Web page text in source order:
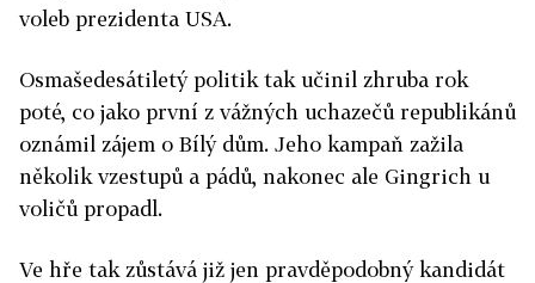
voleb prezidenta USA.
Osmašedesátiletý politik tak učinil zhruba rok
poté, co jako první z vážných uchazečů republikánů
oznámil zájem o Bílý dům. Jeho kampaň zažila
několik vzestupů a pádů, nakonec ale Gingrich u
voličů propadl.
Ve hře tak zůstává již jen pravděpodobný kandidát